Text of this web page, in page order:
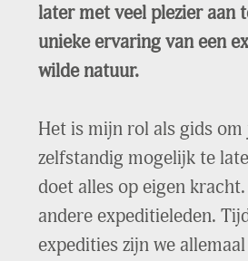
later met veel plezier aan
unieke ervaring van een
wilde natuur.
Het is mijn rol als gids om
zelfstandig mogelijk te
doet alles op eigen
andere expeditieleden.
expedities zijn we